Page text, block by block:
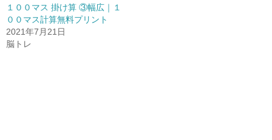
１００マス 掛け算 ③幅広｜１
００マス計算無料プリント
2021年7月21日
脳トレ